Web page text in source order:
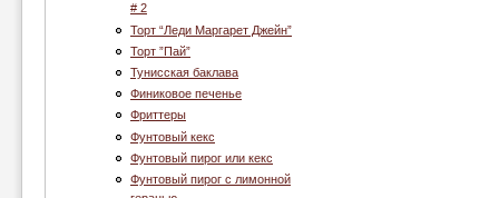
# 2
Торт “Леди Маргарет Джейн”
Торт ”Пай”
Тунисская баклава
Финиковое печенье
Фриттеры
Фунтовый кекс
Фунтовый пирог или кекс
Фунтовый пирог с лимонной